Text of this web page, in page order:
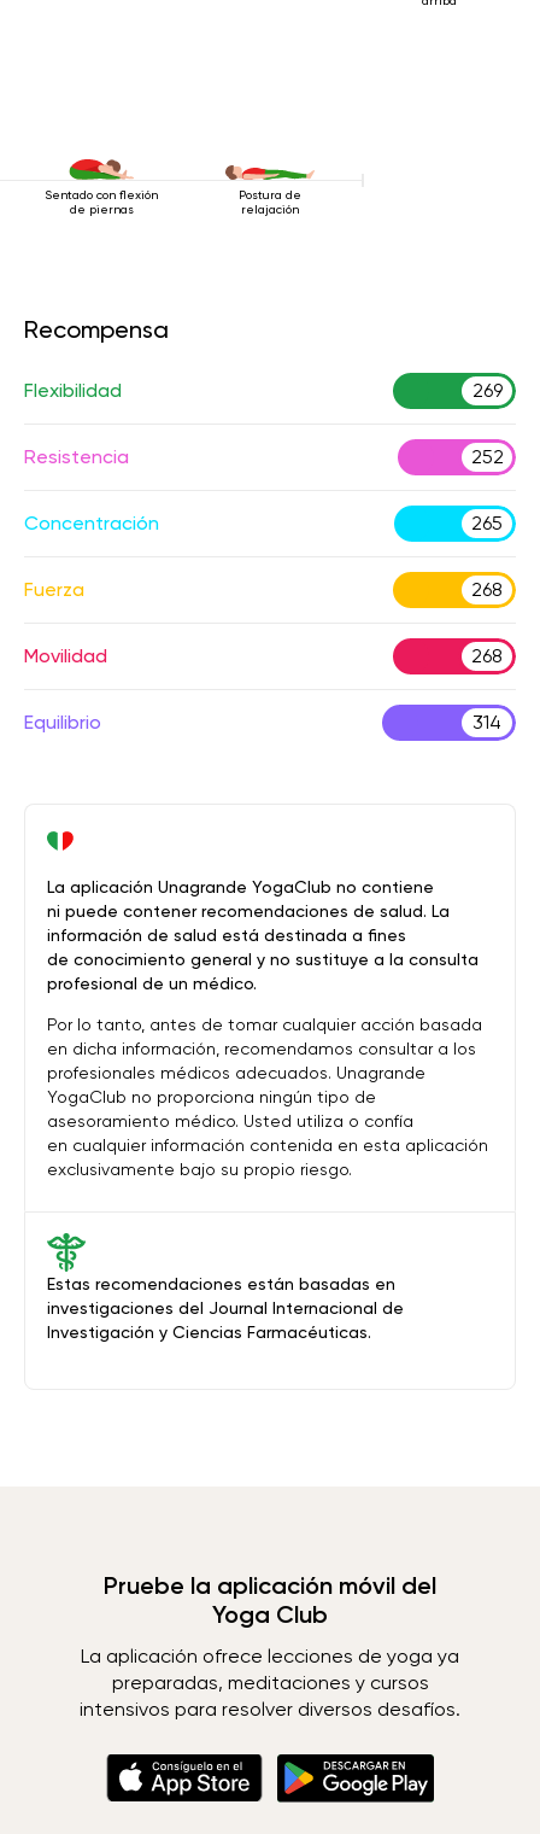
Sentado con flexión
de piernas
Postura de
relajación
Recompensa
Flexibilidad 269
Resistencia 252
Concentración 265
Fuerza 268
Movilidad 268
Equilibrio 314
Estas recomendaciones están basadas en
investigaciones del Journal Internacional de
Investigación y Ciencias Farmacéuticas.
La aplicación Unagrande YogaClub no contiene
ni puede contener recomendaciones de salud. La
información de salud está destinada a fines
de conocimiento general y no sustituye a la consulta
profesional de un médico.
Por lo tanto, antes de tomar cualquier acción basada
en dicha información, recomendamos consultar a los
profesionales médicos adecuados. Unagrande
YogaClub no proporciona ningún tipo de
asesoramiento médico. Usted utiliza o confía
en cualquier información contenida en esta aplicación
exclusivamente bajo su propio riesgo.
Pruebe la aplicación móvil del
Yoga Club
La aplicación ofrece lecciones de yoga ya
preparadas, meditaciones y cursos
intensivos para resolver diversos desafíos.